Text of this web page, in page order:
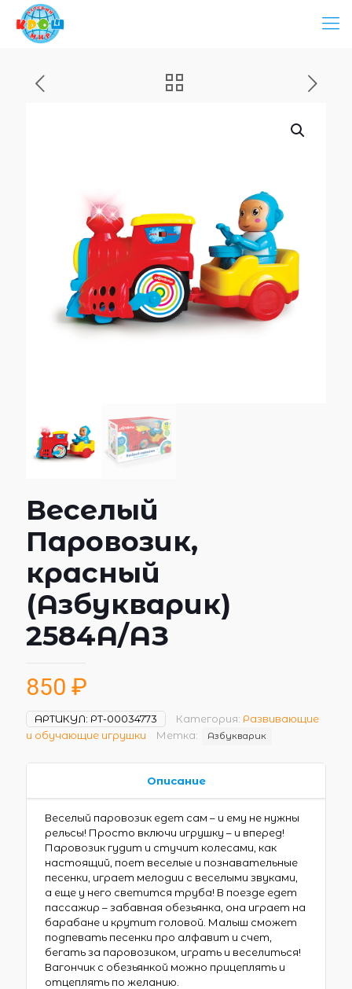
Веселый
Паровозик,
красный
(Азбукварик)
2584А/АЗ
850 ₽
АРТИКУЛ: РТ-00034773 Категория: Развивающие
и обучающие игрушки
Метка: Азбукварик
Описание
Веселый паровозик едет сам – и ему не нужны
рельсы! Просто включи игрушку – и вперед!
Паровозик гудит и стучит колесами, как
настоящий, поет веселые и познавательные
песенки, играет мелодии с веселыми звуками,
а еще у него светится труба! В поезде едет
пассажир – забавная обезьянка, она играет на
барабане и крутит головой. Малыш сможет
подпевать песенки про алфавит и счет,
бегать за паровозиком, играть и веселиться!
Вагончик с обезьянкой можно прицеплять и
отцеплять по желанию.